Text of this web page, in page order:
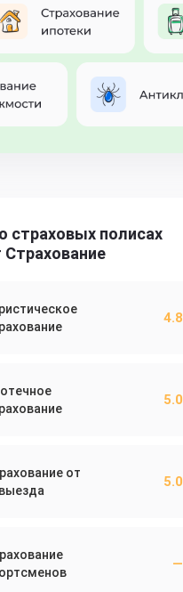
страховых полисах
4.8
5.0
от
5.0
—